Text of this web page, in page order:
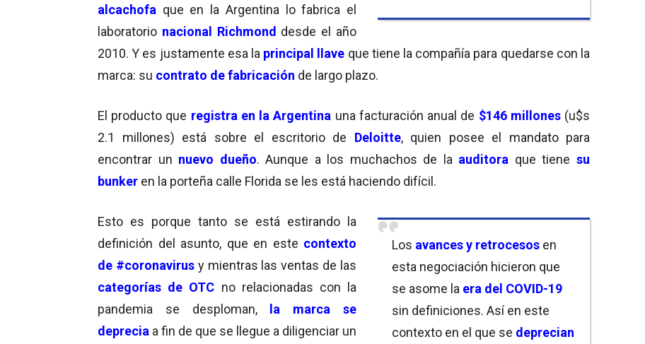
alcachofa que en la Argentina lo fabrica el
laboratorio nacional Richmond desde el año
2010. Y es justamente esa la principal llave que tiene la compañía para quedarse con la
marca: su contrato de fabricación de largo plazo.
El producto que registra en la Argentina una facturación anual de $146 millones(u$s
2.1 millones) está sobre el escritorio de Deloitte, quien posee el mandato para
encontrar un nuevo dueño. Aunque a los muchachos de la auditora que tiene su
bunker en la porteña calle Florida se les está haciendo difícil.
Los avances y retrocesos en
esta negociación hicieron que
se asome la era del COVID-19
sin definiciones. Así en este
contexto en el que se deprecian
Esto es porque tanto se está estirando la
definición del asunto, que en este contexto
de #coronavirusy mientras las ventas de las
categorías de OTC no relacionadas con la
pandemia se desploman, la marca se
deprecia a fin de que se llegue a diligenciar un